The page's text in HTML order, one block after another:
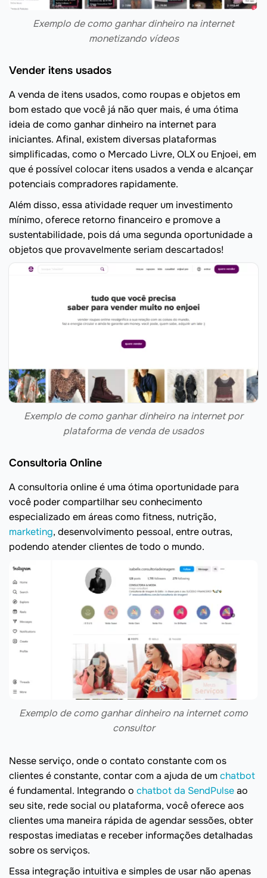
Exemplo de como ganhar dinheiro na internet
monetizando vídeos
Vender itens usados
A venda de itens usados, como roupas e objetos em
bom estado que você já não quer mais, é uma ótima
ideia de como ganhar dinheiro na internet para
iniciantes. Afinal, existem diversas plataformas
simplificadas, como o Mercado Livre, OLX ou Enjoei, em
que é possível colocar itens usados a venda e alcançar
potenciais compradores rapidamente.
Além disso, essa atividade requer um investimento
mínimo, oferece retorno financeiro e promove a
sustentabilidade, pois dá uma segunda oportunidade a
objetos que provavelmente seriam descartados!
Exemplo de como ganhar dinheiro na internet por
plataforma de venda de usados
Consultoria Online
A consultoria online é uma ótima oportunidade para
você poder compartilhar seu conhecimento
especializado em áreas como fitness, nutrição,
marketing, desenvolvimento pessoal, entre outras,
podendo atender clientes de todo o mundo.
Exemplo de como ganhar dinheiro na internet como
consultor
Nesse serviço, onde o contato constante com os
clientes é constante, contar com a ajuda de umchatbot
é fundamental. Integrando o chatbot da SendPulseao
seu site, rede social ou plataforma, você oferece aos
clientes uma maneira rápida de agendar sessões, obter
respostas imediatas e receber informações detalhadas
sobre os serviços.
Essa integração intuitiva e simples de usar não apenas